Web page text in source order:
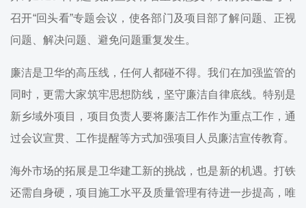
召开“回头看”专题会议，使各部门及项目部了解问题、正视
问题、解决问题、避免问题重复发生。
廉洁是卫华的高压线，任何人都碰不得。我们在加强监管的
同时，更需大家筑牢思想防线，坚守廉洁自律底线。特别是
新乡域外项目，项目负责人要将廉洁工作作为重点工作，通
过会议宣贯、工作提醒等方式加强项目人员廉洁宣传教育。
海外市场的拓展是卫华建工新的挑战，也是新的机遇。打铁
还需自身硬，项目施工水平及质量管理有待进一步提高，唯